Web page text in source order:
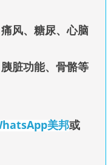
风、糖尿、心脑
脏功能、骨骼等
美邦或